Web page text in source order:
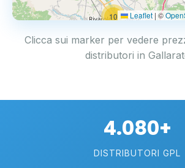
10 Leaflet | ©
Clicca sui marker per vedere
distributori in
4.080+
DISTRIBUTORI GPL